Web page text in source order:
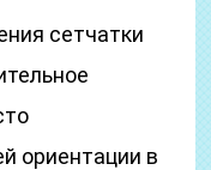
сетчатки
ориентации в